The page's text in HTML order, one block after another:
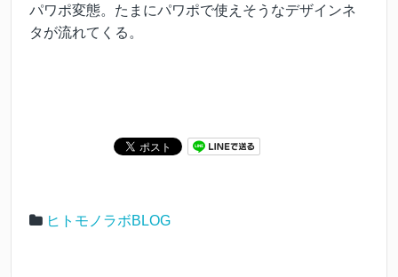
パワポ変態。たまにパワポで使えそうなデザインネ
タが流れてくる。
ヒトモノラボBLOG